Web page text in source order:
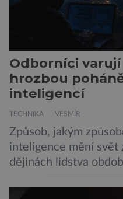
Odborníci
hrozbou
inteligencí
TECHNIKA VESMÍR
Způsob, jakým
inteligence mění svět
dějinách lidstva
generování obrázků